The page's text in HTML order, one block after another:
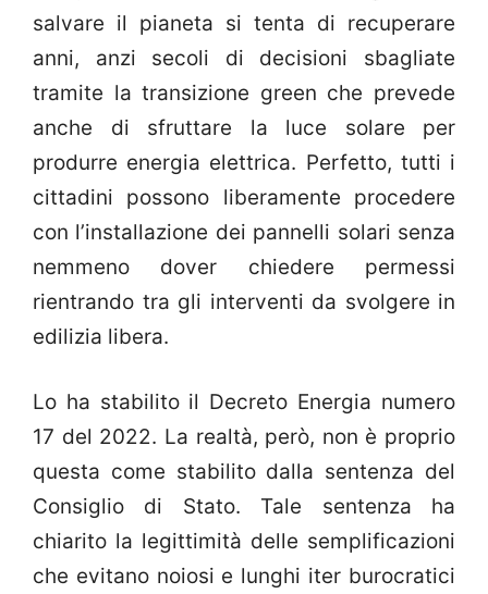
salvare il pianeta si tenta di recuperare
anni, anzi secoli di decisioni sbagliate
tramite la transizione green che prevede
anche di sfruttare la luce solare per
produrre energia elettrica. Perfetto, tutti i
cittadini possono liberamente procedere
con l’installazione dei pannelli solari senza
nemmeno dover chiedere permessi
rientrando tra gli interventi da svolgere in
edilizia libera.
Lo ha stabilito il Decreto Energia numero
17 del 2022. La realtà, però, non è proprio
questa come stabilito dalla sentenza del
Consiglio di Stato. Tale sentenza ha
chiarito la legittimità delle semplificazioni
che evitano noiosi e lunghi iter burocratici